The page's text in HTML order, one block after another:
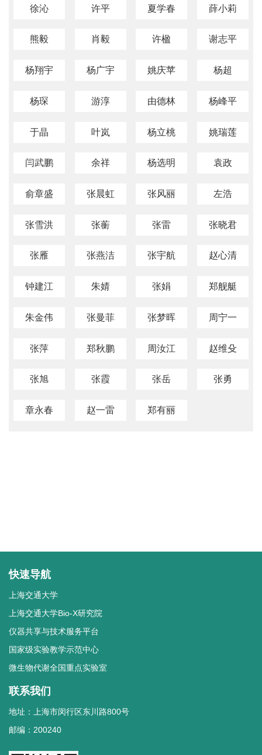
徐沁 许平 夏学春 薛小莉
熊毅 肖毅 许楹 谢志平
杨翔宇 杨广宇 姚庆苹 杨超
杨琛 游淳 由德林 杨峰平
于晶 叶岚 杨立桃 姚瑞莲
闫武鹏 余祥 杨选明 袁政
俞章盛 张晨虹 张风丽 左浩
张雪洪 张蘅 张雷 张晓君
张雁 张燕洁 张宇航 赵心清
钟建江 朱婧 张娟 郑舰艇
朱金伟 张曼菲 张梦晖 周宁一
张萍 郑秋鹏 周汝江 赵维殳
张旭 张霞 张岳 张勇
章永春 赵一雷 郑有丽
快速导航
上海交通大学
上海交通大学Bio-X研究院
仪器共享与技术服务平台
国家级实验教学示范中心
微生物代谢全国重点实验室
联系我们
地址：上海市闵行区东川路800号
邮编：200240